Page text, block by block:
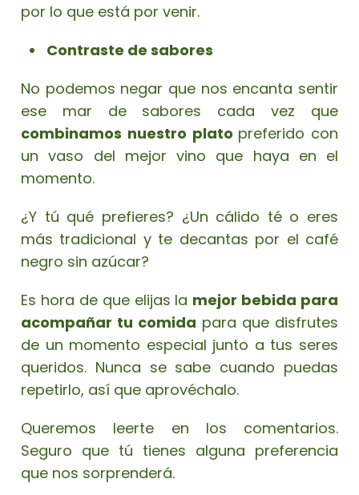
por lo que está por venir.
Contraste de sabores
No podemos negar que nos encanta sentir
ese mar de sabores cada vez que
combinamos nuestro plato preferido con
un vaso del mejor vino que haya en el
momento.
¿Y tú qué prefieres? ¿Un cálido té o eres
más tradicional y te decantas por el café
negro sin azúcar?
Es hora de que elijas la mejor bebida para
acompañar tu comida para que disfrutes
de un momento especial junto a tus seres
queridos. Nunca se sabe cuando puedas
repetirlo, así que aprovéchalo.
Queremos leerte en los comentarios.
Seguro que tú tienes alguna preferencia
que nos sorprenderá.